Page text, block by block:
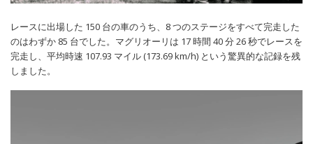
レースに出場した 150 台の車のうち、8 つのステージをすべて完走した
のはわずか 85 台でした。マグリオーリは 17 時間 40 分 26 秒でレースを
完走し、平均時速 107.93 マイル (173.69 km/h) という驚異的な記録を残
しました。